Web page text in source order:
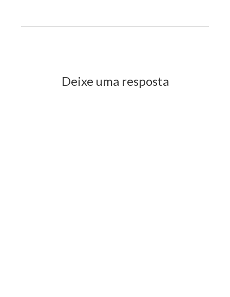
Deixe uma resposta